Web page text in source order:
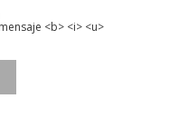
<b> <i> <u>